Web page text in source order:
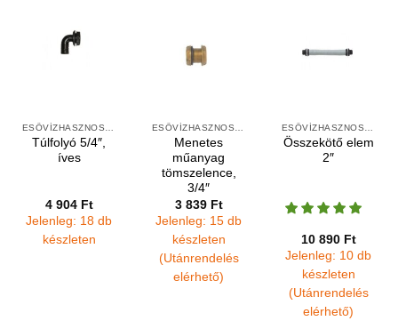
Túlfolyó 5/4″,
íves
4 904 Ft
Jelenleg: 18 db
készleten
Menetes
műanyag
tömszelence,
3/4″
3 839 Ft
Jelenleg: 15 db
készleten
(Utánrendelés
elérhető)
Összekötő elem
2″
10 890 Ft
Jelenleg: 10 db
készleten
(Utánrendelés
elérhető)